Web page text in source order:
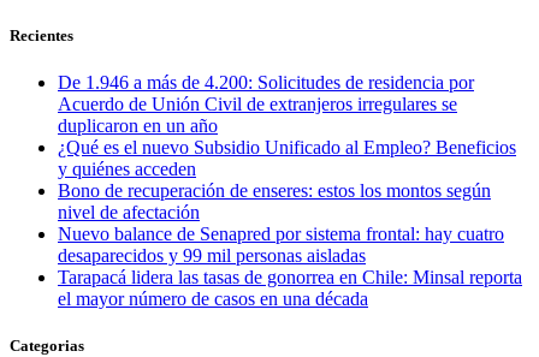
Recientes
De 1.946 a más de 4.200: Solicitudes de residencia por
Acuerdo de Unión Civil de extranjeros irregulares se
duplicaron en un año
¿Qué es el nuevo Subsidio Unificado al Empleo? Beneficios
y quiénes acceden
Bono de recuperación de enseres: estos los montos según
nivel de afectación
Nuevo balance de Senapred por sistema frontal: hay cuatro
desaparecidos y 99 mil personas aisladas
Tarapacá lidera las tasas de gonorrea en Chile: Minsal reporta
el mayor número de casos en una década
Categorias